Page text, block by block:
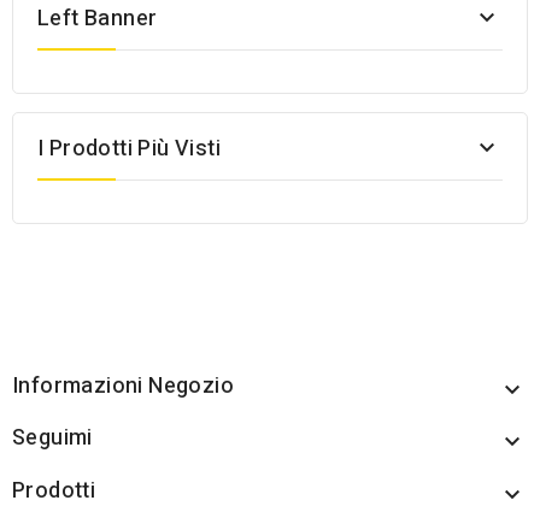
Left Banner 
I Prodotti Più Visti 
Informazioni Negozio 
Seguimi 
Prodotti 